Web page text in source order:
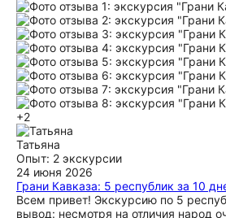
+2
Татьяна
Опыт: 2 экскурсии
24 июня 2026
Грани Кавказа: 5 республик за 10
Всем привет! Экскурсию по 5
вывод: несмотря на отличия народ